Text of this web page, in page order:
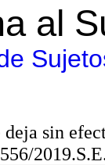
al
deja sin